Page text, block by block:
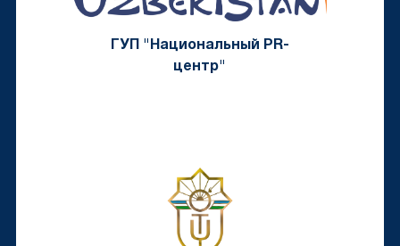
ГУП "Национальный PR-
центр"